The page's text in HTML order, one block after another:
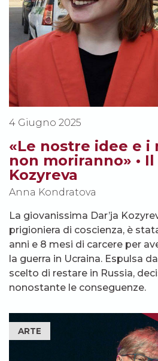
4 Giugno 2025
«Le nostre idee e i
non moriranno» • Il
Kozyreva
Anna Kondratova
La giovanissima Dar’ja
prigioniera di coscienza, è
anni e 8 mesi di carcere per
la guerra in Ucraina. Espulsa
scelto di restare in Russia,
nonostante le conseguenze.
ARTE